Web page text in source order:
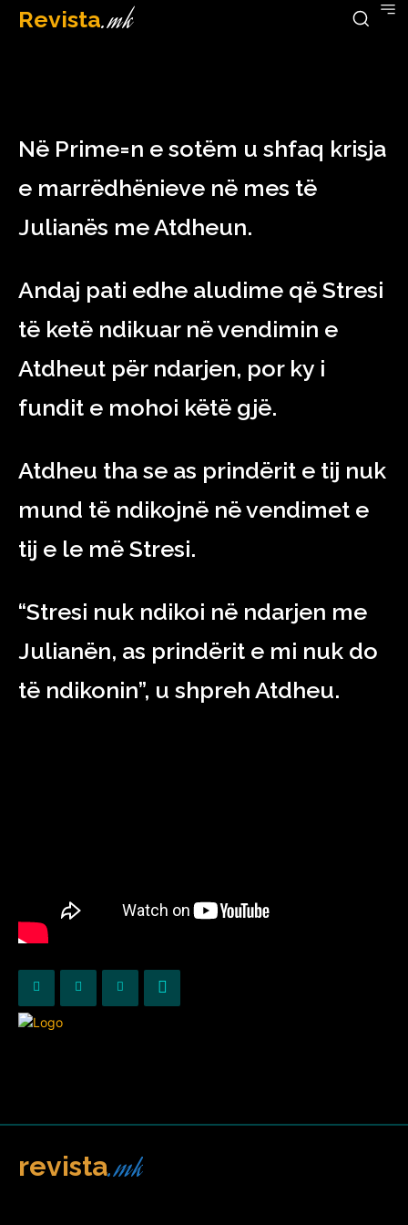
Revista.mk
February 6, 2023
Në Prime=n e sotëm u shfaq krisja
e marrëdhënieve në mes të
Julianës me Atdheun.
Andaj pati edhe aludime që Stresi
të ketë ndikuar në vendimin e
Atdheut për ndarjen, por ky i
fundit e mohoi këtë gjë.
Atdheu tha se as prindërit e tij nuk
mund të ndikojnë në vendimet e
tij e le më Stresi.
“Stresi nuk ndikoi në ndarjen me
Julianën, as prindërit e mi nuk do
të ndikonin”, u shpreh Atdheu.
revista.mk